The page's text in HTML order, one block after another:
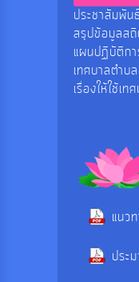
ประชาสัมพัน
สรุปข้อมูลส
แผนปฏิบัติก
เทศบาลตำ
เรื่องให้ใช้
แนว
ประ